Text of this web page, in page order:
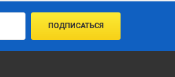
ПОДПИСАТЬСЯ